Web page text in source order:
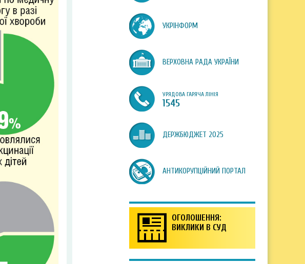
УКРІНФОРМ
ВЕРХОВНА РАДА УКРАЇНИ
УРЯДОВА ГАРЯЧА ЛІНІЯ
1545
ДЕРЖБЮДЖЕТ 2025
АНТИКОРУПЦІЙНИЙ ПОРТАЛ
ОГОЛОШЕННЯ:
ВИКЛИКИ В СУД